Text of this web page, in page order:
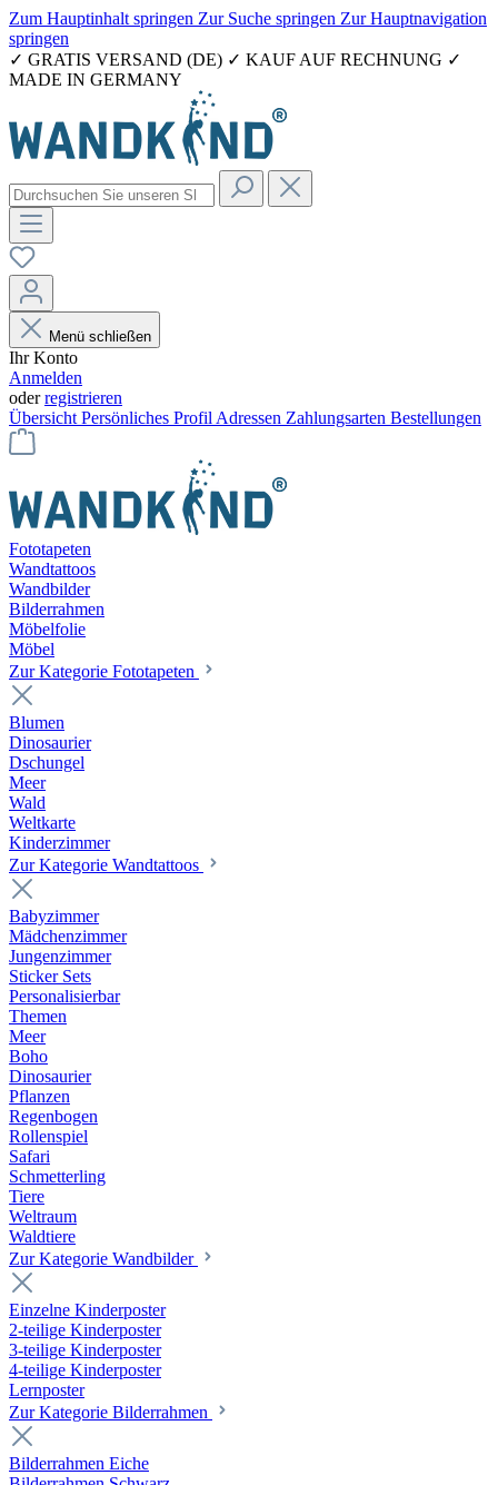
Zum Hauptinhalt springen Zur Suche springen Zur Hauptnavigation
springen
✓ GRATIS VERSAND (DE) ✓ KAUF AUF RECHNUNG ✓
MADE IN GERMANY
Menü schließen
Ihr Konto
Anmelden
oderregistrieren
Übersicht Persönliches Profil Adressen Zahlungsarten Bestellungen
Fototapeten
Wandtattoos
Wandbilder
Bilderrahmen
Möbelfolie
Möbel
Zur Kategorie Fototapeten
Blumen
Dinosaurier
Dschungel
Meer
Wald
Weltkarte
Kinderzimmer
Zur Kategorie Wandtattoos
Babyzimmer
Mädchenzimmer
Jungenzimmer
Sticker Sets
Personalisierbar
Themen
Meer
Boho
Dinosaurier
Pflanzen
Regenbogen
Rollenspiel
Safari
Schmetterling
Tiere
Weltraum
Waldtiere
Zur Kategorie Wandbilder
Einzelne Kinderposter
2-teilige Kinderposter
3-teilige Kinderposter
4-teilige Kinderposter
Lernposter
Zur Kategorie Bilderrahmen
Bilderrahmen Eiche